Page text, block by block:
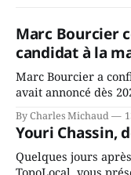
Marc Bourcier
candidat à la
Marc Bourcier a
avait annoncé dès
mandat à titre de
fait l’annonce en
rassemblés en
By Charles Michaud
Youri Chassin,
Quelques jours